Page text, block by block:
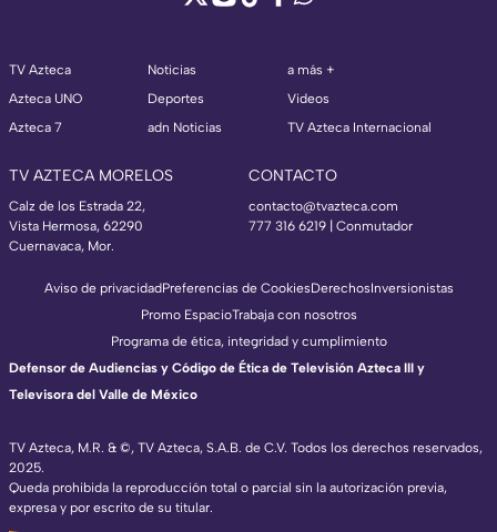
TV Azteca
Azteca UNO
Azteca 7
Noticias
Deportes
adn Noticias
a más +
Videos
TV Azteca Internacional
TV AZTECA MORELOS
Calz de los Estrada 22,
Vista Hermosa, 62290
Cuernavaca, Mor.
CONTACTO
contacto@tvazteca.com
777 316 6219 | Conmutador
TV Azteca, M.R. & ©, TV Azteca, S.A.B. de C.V. Todos los derechos reservados,
2025.
Queda prohibida la reproducción total o parcial sin la autorización previa,
expresa y por escrito de su titular.
Aviso de privacidadPreferencias de CookiesDerechosInversionistas
Promo EspacioTrabaja con nosotros
Programa de ética, integridad y cumplimiento
Defensor de Audiencias y Código de Ética de Televisión Azteca III y
Televisora del Valle de México